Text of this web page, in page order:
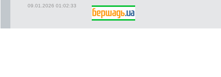
09.01.2026 01:02:33